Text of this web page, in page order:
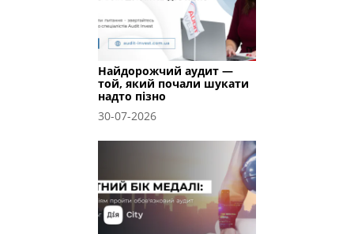
Найдорожчий аудит —
той, який почали шукати
надто пізно
30-07-2026